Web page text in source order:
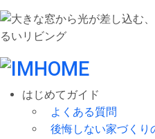
はじめてガイド
よくある質問
後悔しない家づくり